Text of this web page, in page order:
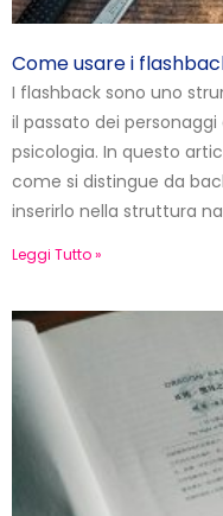
Come usare i
I flashback sono uno
il passato dei
psicologia. In questo
come si distingue da
inserirlo nella struttura
Leggi Tutto »